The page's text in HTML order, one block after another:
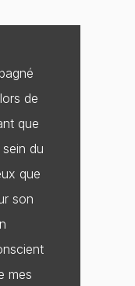
de
que
du
que
son
mes